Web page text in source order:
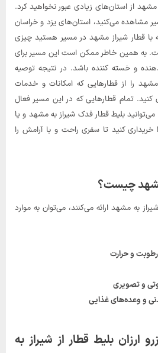
از استان‌های زیادی عبور نخواهید کرد.
مشاهده می‌کنید، استان‌های یزد و خراسان
قطار شیراز مشهد در مسیر هستید چیزی
۲۴ ساعت است. به همین خاطر ممکن است این مسیر برای
و خسته کننده باشد. در نتیجه توصیه
را از قطارهایی که امکانات و خدمات
کنید. تمام قطارهایی که در این مسیر فعال
بلیط قطار فدک شیراز به مشهد و یا
خریداری کنید تا سفری راحت و با آرامش را
مشهد چیست؟
به مشهد ارائه می‌کنند، می‌توان به موارد
رطوبت و حرارت
و تصویری
و وعده‌های غذایی
ارزان بلیط قطار از شیراز به